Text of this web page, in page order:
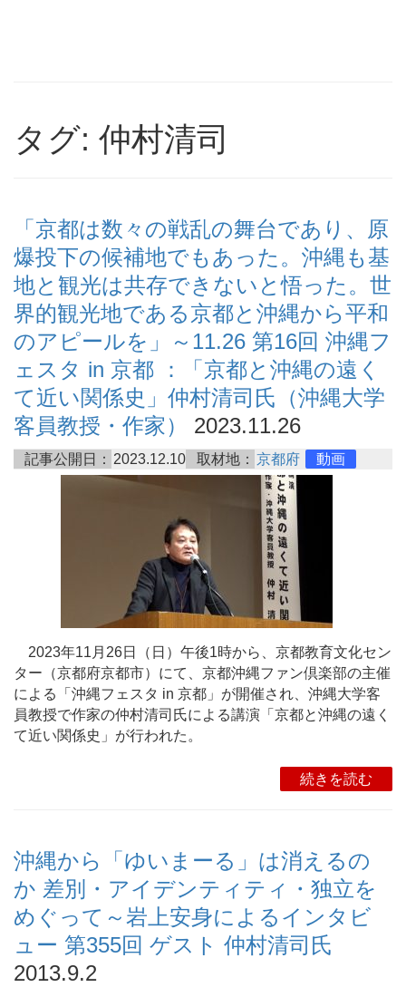
タグ: 仲村清司
「京都は数々の戦乱の舞台であり、原
爆投下の候補地でもあった。沖縄も基
地と観光は共存できないと悟った。世
界的観光地である京都と沖縄から平和
のアピールを」～11.26 第16回 沖縄フ
ェスタ in 京都 ：「京都と沖縄の遠く
て近い関係史」仲村清司氏（沖縄大学
客員教授・作家）
2023.11.26
記事公開日： 2023.12.10 取材地： 京都府 動画
2023年11月26日（日）午後1時から、京都教育文化セン
ター（京都府京都市）にて、京都沖縄ファン倶楽部の主催
による「沖縄フェスタ in 京都」が開催され、沖縄大学客
員教授で作家の仲村清司氏による講演「京都と沖縄の遠く
て近い関係史」が行われた。
続きを読む
沖縄から「ゆいまーる」は消えるの
か 差別・アイデンティティ・独立を
めぐって～岩上安身によるインタビ
ュー 第355回 ゲスト 仲村清司氏
2013.9.2